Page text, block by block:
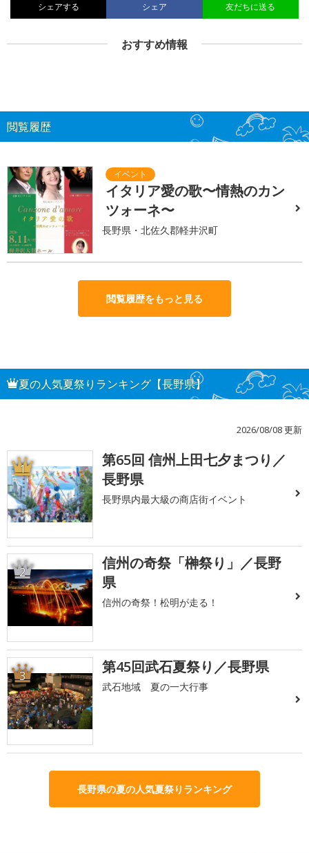
シェアする シェア 友だちに送る
おすすめ情報
閲覧履歴
イタリア愛の歌〜情熱のカン
ツォーネ〜
長野県・北佐久郡軽井沢町
閲覧履歴をもっと見る
夏の人気夏祭りランキング【長野県】
2026/08/08 更新
1
第65回 信州上田七夕まつり／
長野県
長野県内最大級の商店街イベント
2
信州の奇祭「榊祭り」／長野
県
信州の奇祭！松明が走る！
3 第45回武石夏祭り／長野県
武石地域 夏の一大行事
長野県の夏の人気夏祭りランキング